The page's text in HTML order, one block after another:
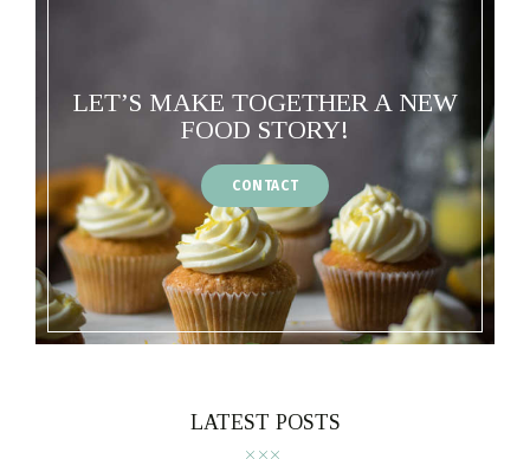
LET’S MAKE TOGETHER A NEW
FOOD STORY!
CONTACT
LATEST POSTS